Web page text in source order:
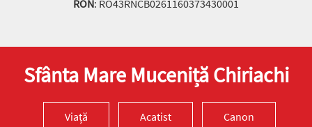
RON: RO43RNCB0261160373430001
Sfânta Mare Muceniță Chiriachi
Viață Acatist Canon